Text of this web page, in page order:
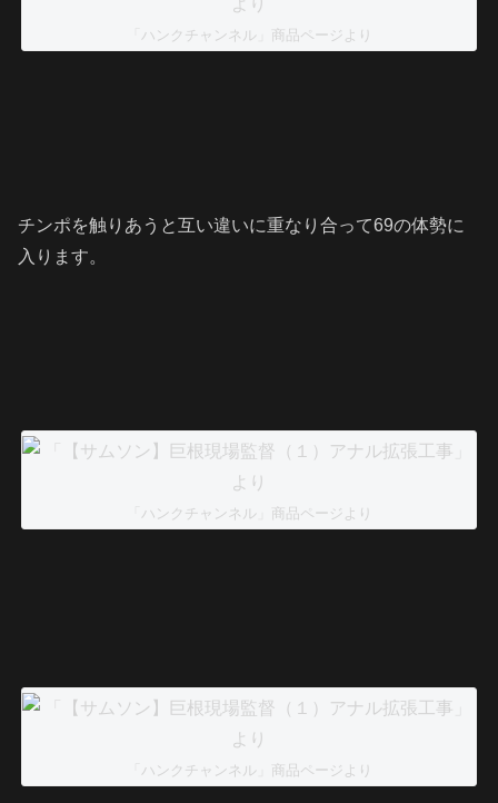
「ハンクチャンネル」商品ページより
チンポを触りあうと互い違いに重なり合って69の体勢に
入ります。
「ハンクチャンネル」商品ページより
「ハンクチャンネル」商品ページより